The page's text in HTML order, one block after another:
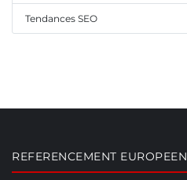
Tendances SEO
REFERENCEMENT EUROPEEN